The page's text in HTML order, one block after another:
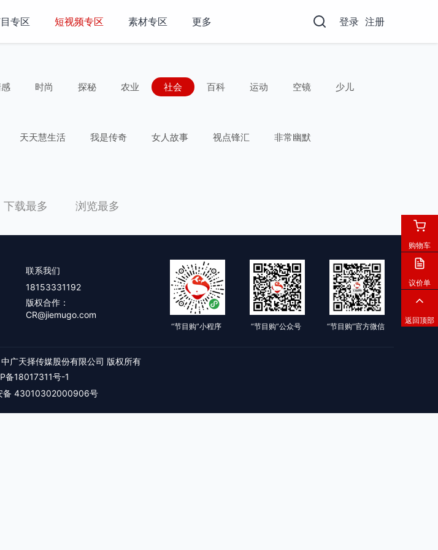
专区 短视频专区 素材专区 更多 登录 注册
时尚 探秘 农业 社会 百科 运动 空镜
少儿
天天慧生活 我是传奇 女人故事 视点锋汇
非常幽默
下载最多 浏览最多
联系我们
18153331192
版权合作：
CR@jiemugo.com
“节目购”官方微信
“节目购”公众号
“节目购”小程序
广天择传媒股份有限公司 版权所有
备18017311号-1
备 43010302000906号
购物车
议价单
返回顶部